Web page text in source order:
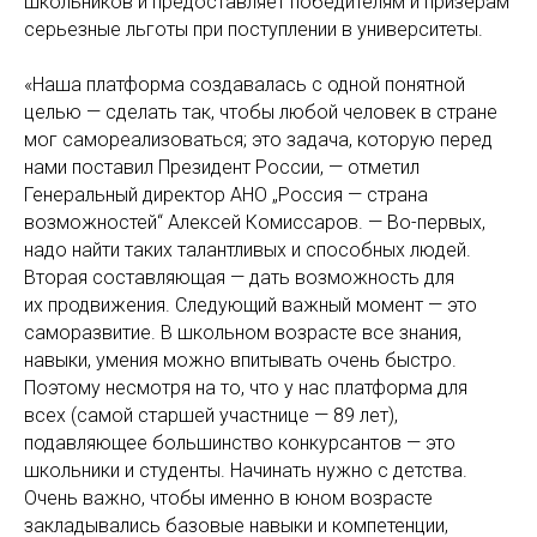
серьезные льготы при поступлении в университеты.
«Наша платформа создавалась с одной понятной
целью — сделать так, чтобы любой человек в стране
мог самореализоваться; это задача, которую перед
нами поставил Президент России, — отметил
Генеральный директор АНО „Россия — страна
возможностей“ Алексей Комиссаров. — Во-первых,
надо найти таких талантливых и способных людей.
Вторая составляющая — дать возможность для
их продвижения. Следующий важный момент — это
саморазвитие. В школьном возрасте все знания,
навыки, умения можно впитывать очень быстро.
Поэтому несмотря на то, что у нас платформа для
всех (самой старшей участнице — 89 лет),
подавляющее большинство конкурсантов — это
школьники и студенты. Начинать нужно с детства.
Очень важно, чтобы именно в юном возрасте
закладывались базовые навыки и компетенции,